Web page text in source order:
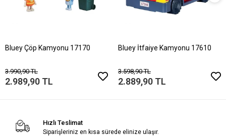
Bluey Çöp Kamyonu 17170
3.990,90 TL
2.989,90 TL
Bluey İtfaiye Kamyonu 17610
3.598,90 TL
2.889,90 TL
Hızlı Teslimat
Siparişleriniz en kısa sürede elinize ulaşır.